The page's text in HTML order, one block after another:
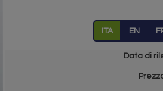
ITA EN
Data di